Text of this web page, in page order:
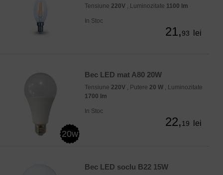
Tensiune 220V , Luminozitate 1100 lm
In Stoc
21,93 lei
20w
Bec LED mat A80 20W
Tensiune 220V , Putere 20 W , Luminozitate
1700 lm
In Stoc
22,19 lei
Bec LED soclu B22 15W